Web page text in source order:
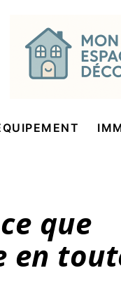
que
en